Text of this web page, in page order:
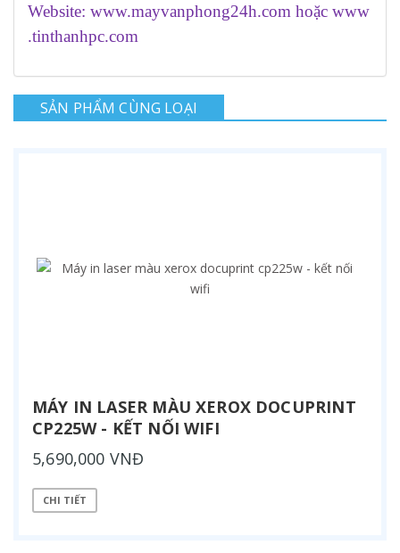
Website: www.mayvanphong24h.com hoặc www
.tinthanhpc.com
SẢN PHẨM CÙNG LOẠI
MÁY IN LASER MÀU XEROX DOCUPRINT
CP225W - KẾT NỐI WIFI
5,690,000 VNĐ
CHI TIẾT